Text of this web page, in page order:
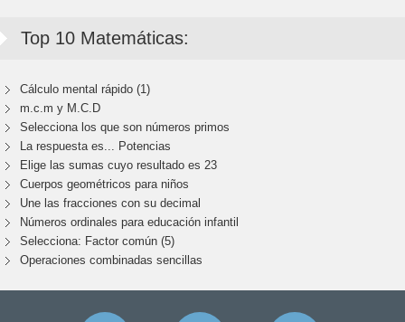
Top 10 Matemáticas:
Cálculo mental rápido (1)
m.c.m y M.C.D
Selecciona los que son números primos
La respuesta es... Potencias
Elige las sumas cuyo resultado es 23
Cuerpos geométricos para niños
Une las fracciones con su decimal
Números ordinales para educación infantil
Selecciona: Factor común (5)
Operaciones combinadas sencillas